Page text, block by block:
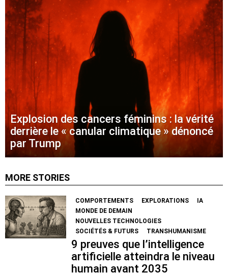
Explosion des cancers féminins : la vérité
derrière le « canular climatique » dénoncé
par Trump
MORE STORIES
COMPORTEMENTS EXPLORATIONS
IA
MONDE DE DEMAIN
NOUVELLES TECHNOLOGIES
SOCIÉTÉS & FUTURS
TRANSHUMANISME
9 preuves que l’intelligence
artificielle atteindra le niveau
humain avant 2035